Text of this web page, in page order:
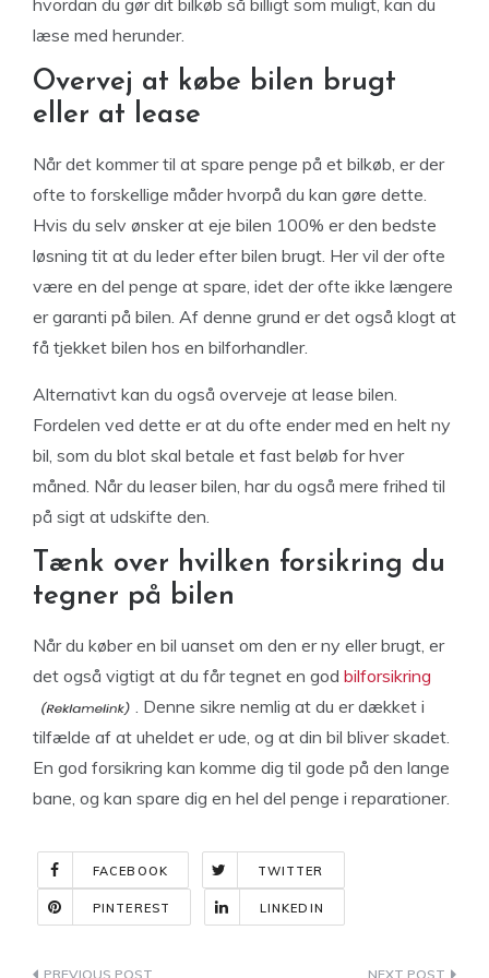
hvordan du gør dit bilkøb så billigt som muligt, kan du
læse med herunder.
Overvej at købe bilen brugt
eller at lease
Når det kommer til at spare penge på et bilkøb, er der
ofte to forskellige måder hvorpå du kan gøre dette.
Hvis du selv ønsker at eje bilen 100% er den bedste
løsning tit at du leder efter bilen brugt. Her vil der ofte
være en del penge at spare, idet der ofte ikke længere
er garanti på bilen. Af denne grund er det også klogt at
få tjekket bilen hos en bilforhandler.
Alternativt kan du også overveje at lease bilen.
Fordelen ved dette er at du ofte ender med en helt ny
bil, som du blot skal betale et fast beløb for hver
måned. Når du leaser bilen, har du også mere frihed til
på sigt at udskifte den.
Tænk over hvilken forsikring du
tegner på bilen
Når du køber en bil uanset om den er ny eller brugt, er
det også vigtigt at du får tegnet en god bilforsikring
. Denne sikre nemlig at du er dækket i
tilfælde af at uheldet er ude, og at din bil bliver skadet.
En god forsikring kan komme dig til gode på den lange
bane, og kan spare dig en hel del penge i reparationer.
FACEBOOK TWITTER
PINTEREST LINKEDIN